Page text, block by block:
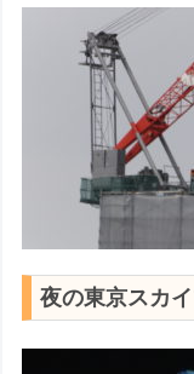
夜の東京スカ